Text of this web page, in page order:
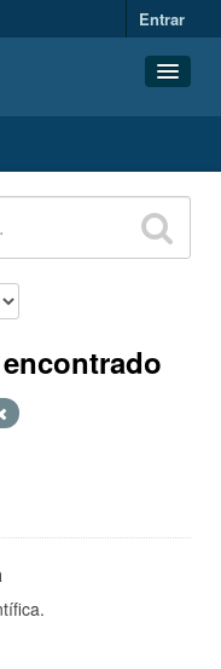
Entrar